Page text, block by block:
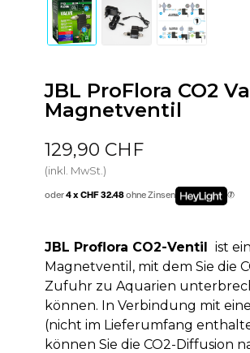
JBL ProFlora CO2
Magnetventil
129,90 CHF
(inkl. MwSt.)
oder4 x CHF 32.48ohne Zinsen
JBL Proflora CO2-Ventil ist ein
Magnetventil, mit dem Sie die
Zufuhr zu Aquarien
können. In Verbindung mit
(nicht im Lieferumfang
können Sie die CO2-Diffusion